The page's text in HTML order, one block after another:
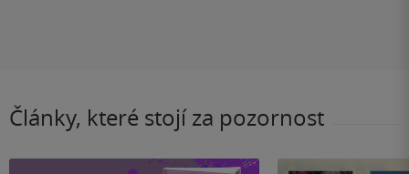
Články, které stojí za pozornost